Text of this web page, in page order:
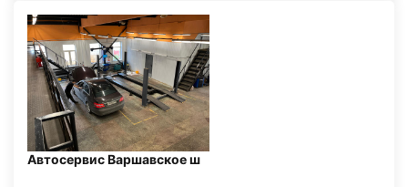
Автосервис Варшавское ш